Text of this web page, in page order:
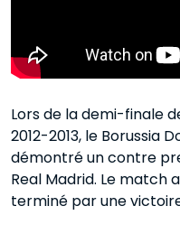
Lors de la demi-finale
2012-2013, le Borussia
démontré un contre
Real Madrid. Le match
terminé par une